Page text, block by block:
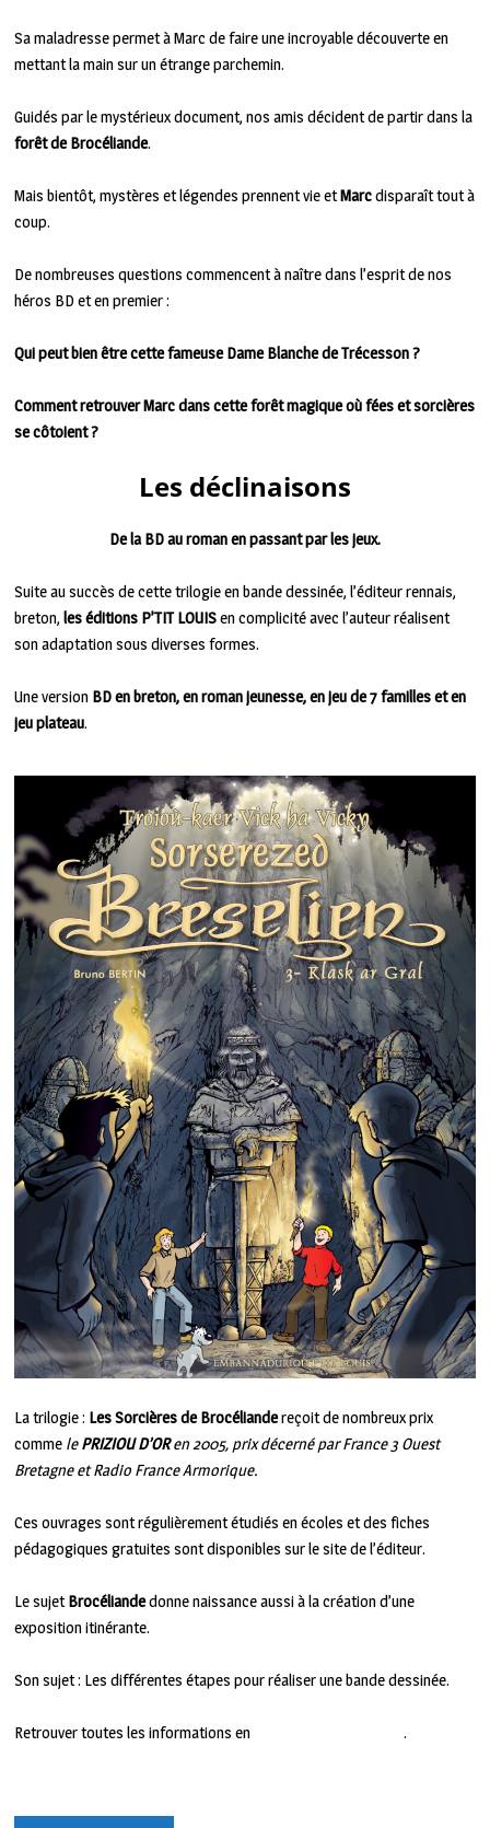
Sa maladresse permet à Marc de faire une incroyable découverte en
mettant la main sur un étrange parchemin.
Guidés par le mystérieux document, nos amis décident de partir dans la
forêt de Brocéliande.
Mais bientôt, mystères et légendes prennent vie etMarcdisparaît tout à
coup.
De nombreuses questions commencent à naître dans l’esprit de nos
héros BD et en premier :
Qui peut bien être cette fameuse Dame Blanche de Trécesson ?
Comment retrouver Marc dans cette forêt magique où fées et sorcières
se côtoient ?
Les déclinaisons
De la BD au roman en passant par les jeux.
Suite au succès de cette trilogie en bande dessinée, l’éditeur rennais,
breton,les éditions P’TIT LOUISen complicité avec l’auteur réalisent
son adaptation sous diverses formes.
Une version BD en breton, en roman jeunesse, en jeu de 7 familles et en
jeu plateau.
La trilogie : Les Sorcières de Brocéliandereçoit de nombreux prix
comme lePRIZIOU D’ORen 2005, prix décerné par France 3 Ouest
Bretagne et Radio France Armorique.
Ces ouvrages sont régulièrement étudiés en écoles et des fiches
pédagogiques gratuites sont disponibles sur le site de l’éditeur.
Le sujet Brocéliandedonne naissance aussi à la création d’une
exposition itinérante.
Son sujet : Les différentes étapes pour réaliser une bande dessinée.
Retrouver toutes les informations en CLIQUANT SUR CE LIEN.